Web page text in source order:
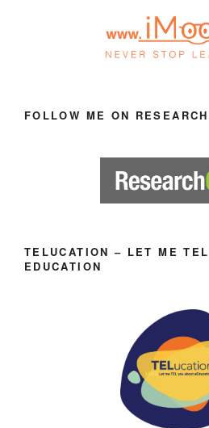
FOLLOW ME ON
TELUCATION – LET ME
EDUCATION